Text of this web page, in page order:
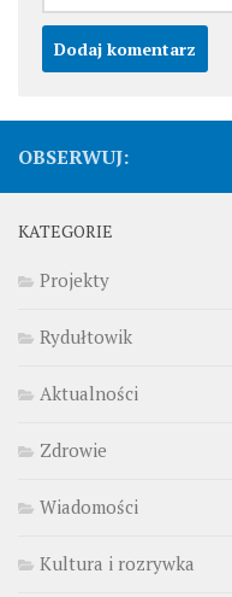
OBSERWUJ:
KATEGORIE
Projekty
Rydułtowik
Aktualności
Zdrowie
Wiadomości
Kultura i rozrywka